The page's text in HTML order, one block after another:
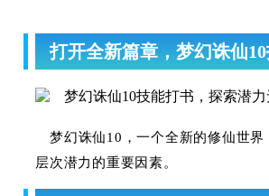
打开全新篇章，梦幻诛仙10
梦幻诛仙10，一个全新的修仙世
层次潜力的重要因素。